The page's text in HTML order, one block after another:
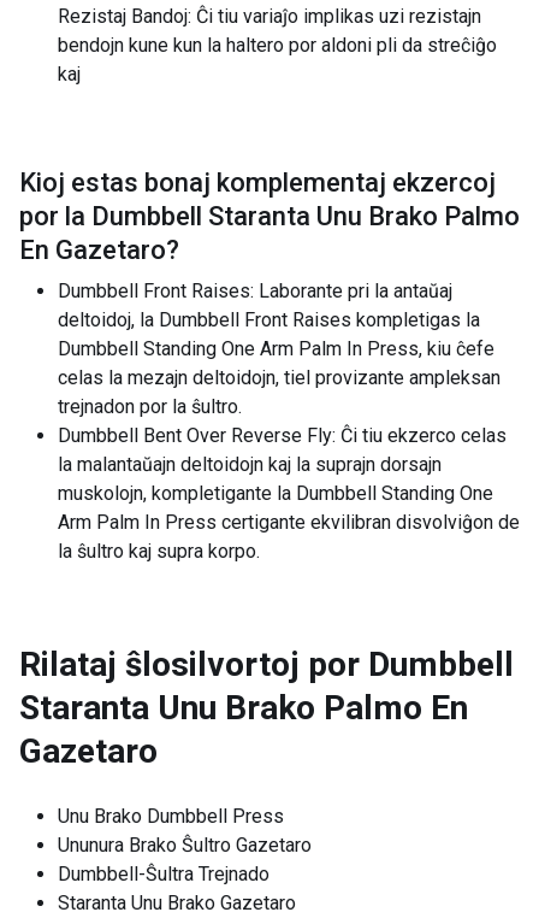
Rezistaj Bandoj: Ĉi tiu variaĵo implikas uzi rezistajn
bendojn kune kun la haltero por aldoni pli da streĉiĝo
kaj
Kioj estas bonaj komplementaj ekzercoj
por la Dumbbell Staranta Unu Brako Palmo
En Gazetaro?
Dumbbell Front Raises: Laborante pri la antaŭaj
deltoidoj, la Dumbbell Front Raises kompletigas la
Dumbbell Standing One Arm Palm In Press, kiu ĉefe
celas la mezajn deltoidojn, tiel provizante ampleksan
trejnadon por la ŝultro.
Dumbbell Bent Over Reverse Fly: Ĉi tiu ekzerco celas
la malantaŭajn deltoidojn kaj la suprajn dorsajn
muskolojn, kompletigante la Dumbbell Standing One
Arm Palm In Press certigante ekvilibran disvolviĝon de
la ŝultro kaj supra korpo.
Rilataj ŝlosilvortoj por Dumbbell
Staranta Unu Brako Palmo En
Gazetaro
Unu Brako Dumbbell Press
Ununura Brako Ŝultro Gazetaro
Dumbbell-Ŝultra Trejnado
Staranta Unu Brako Gazetaro